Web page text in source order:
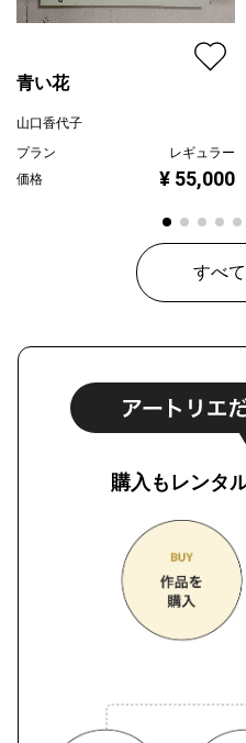
青い花
山口香代子
プラン
レギュラー
価格
¥ 55,000
すべ
購入もレンタ